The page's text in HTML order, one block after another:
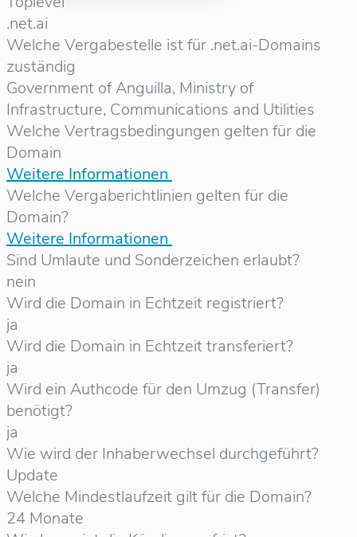
.net.ai
Welche Vergabestelle ist für .net.ai-Domains
zuständig
Government of Anguilla, Ministry of
Infrastructure, Communications and Utilities
Welche Vertragsbedingungen gelten für die
Domain
Weitere Informationen
Welche Vergaberichtlinien gelten für die
Domain?
Weitere Informationen
Sind Umlaute und Sonderzeichen erlaubt?
nein
Wird die Domain in Echtzeit registriert?
ja
Wird die Domain in Echtzeit transferiert?
ja
Wird ein Authcode für den Umzug (Transfer)
benötigt?
ja
Wie wird der Inhaberwechsel durchgeführt?
Update
Welche Mindestlaufzeit gilt für die Domain?
24 Monate